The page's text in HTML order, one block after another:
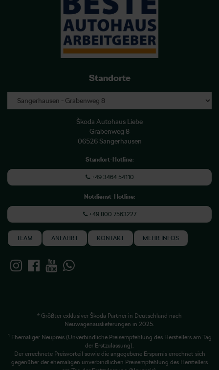
Standorte
Škoda Autohaus Liebe
Grabenweg 8
06526 Sangerhausen
Standort-Hotline:
+49 3464 54110
Notdienst-Hotline:
+49 800 7563227
TEAM ANFAHRT KONTAKT MEHR INFOS
* Größter exklusiver Škoda Partner in Deutschland nach
Neuwagenauslieferungen in 2025.
1 Ehemaliger Neupreis (Unverbindliche Preisempfehlung des Herstellers am Tag
der Erstzulassung).
Der errechnete Preisvorteil sowie die angegebene Ersparnis errechnet sich
gegenüber der ehemaligen unverbindlichen Preisempfehlung des Herstellers